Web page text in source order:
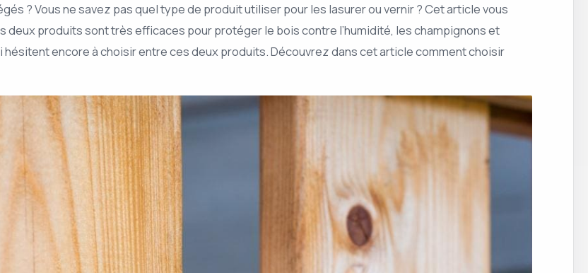
? Vous ne savez pas quel type de produit utiliser pour les lasurer ou vernir ? Cet article vous
deux produits sont très efficaces pour protéger le bois contre l’humidité, les champignons et
encore à choisir entre ces deux produits. Découvrez dans cet article comment choisir